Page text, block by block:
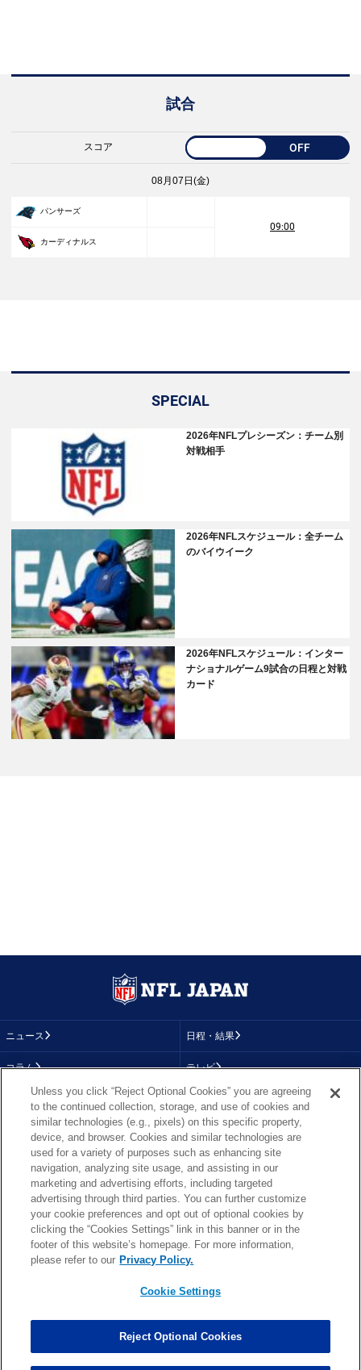
試合
スコア OFF
08月07日(金)
パンサーズ
09:00
カーディナルス
SPECIAL
2026年NFLプレシーズン：チーム別
対戦相手
2026年NFLスケジュール：全チーム
のバイウイーク
2026年NFLスケジュール：インター
ナショナルゲーム9試合の日程と対戦
カード
ニュース 日程・結果
コラム テレビ
画像
順位表
About NFL
More NFL 特集
TOP お問い合わせ FAQ
PHOTO BY AP Images / PHOTO BY Getty Images
Unless you click “Reject Optional Cookies” you are agreeing
to the continued collection, storage, and use of cookies and
similar technologies (e.g., pixels) on this specific property,
device, and browser. Cookies and similar technologies are
used for a variety of purposes such as enhancing site
navigation, analyzing site usage, and assisting in our
marketing and advertising efforts, including targeted
advertising through third parties. You can further customize
your cookie preferences and opt out of optional cookies by
clicking the “Cookies Settings” link in this banner or in the
footer of this website’s homepage. For more information,
please refer to our Privacy Policy.
Cookie Settings
Reject Optional Cookies